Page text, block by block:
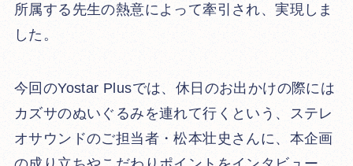
所属する先生の熱意によって牽引され、実現しま
した。
今回のYostar Plusでは、休日のお出かけの際には
カズサのぬいぐるみを連れて行くという、ステレ
オサウンドのご担当者・松本壮史さんに、本企画